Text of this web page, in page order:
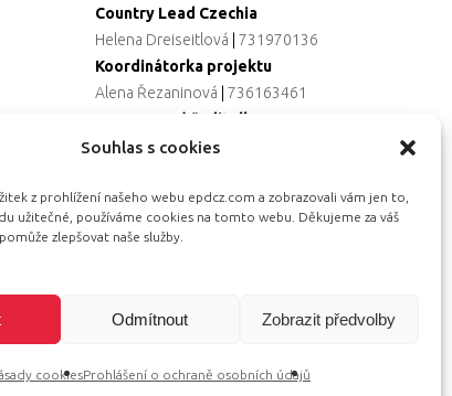
Souhlas s cookies
z prohlížení našeho webu epdcz.com a zobrazovali vám jen to,
užitečné, používáme cookies na tomto webu. Děkujeme za váš
zlepšovat naše služby.
Odmítnout Zobrazit předvolby
cookiesProhlášení o ochraně osobních údajů
Country Lead Czechia
Helena Dreiseitlová |731970136
Koordinátorka projektu
Alena Řezaninová |736163461
Programová ředitelka
Jana Černoušková
Eva Primus Kovandová|602646688
Komunikace & PR